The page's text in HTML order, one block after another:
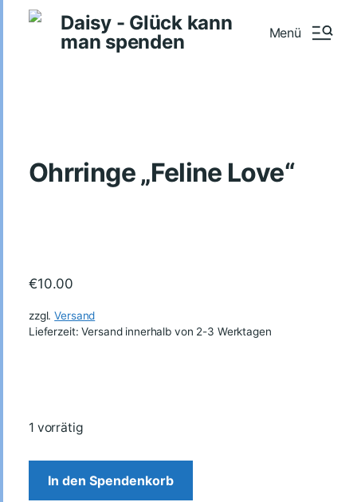
Daisy - Glück kann
man spenden
Menü
Ohrringe „Feline Love“
€10.00
zzgl.Versand
Lieferzeit: Versand innerhalb von 2-3 Werktagen
1 vorrätig
In den Spendenkorb